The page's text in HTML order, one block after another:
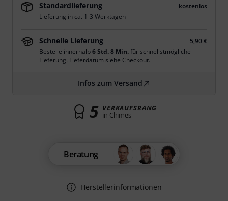
Standardlieferung
kostenlos
Lieferung in ca. 1-3 Werktagen
Schnelle Lieferung
5,90 €
Bestelle innerhalb6 Std. 8 Min.für schnellstmögliche
Lieferung. Lieferdatum siehe Checkout.
Infos zum Versand
5 VERKAUFSRANG
in Chimes
Beratung
Herstellerinformationen